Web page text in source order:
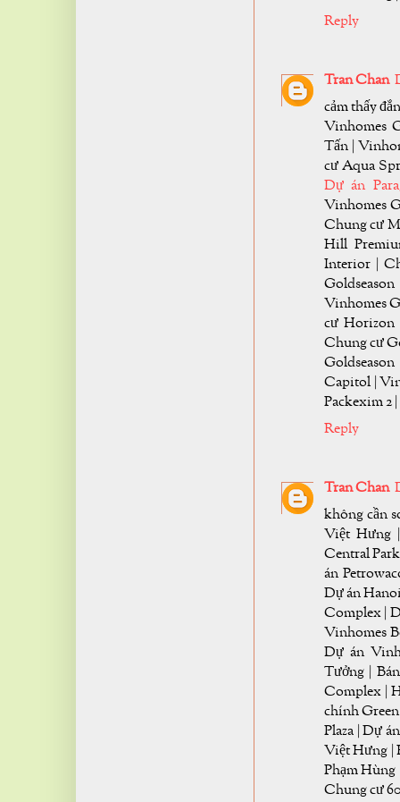
Reply
Tran Chan
cảm thấy
Vinhomes
Tấn |
cư Aqua
Dự án
Vinhomes
Chung cư
Hill
Interior |
Vinhomes
cư Horizon
Chung cư
Capitol |
Packexim 2 |
Reply
Tran Chan
không cần
Việt Hưng
Central
án
Dự án
Complex |
Vinhomes
Dự án
Tưởng |
Complex |
chính
Plaza | Dự
Việt Hưng |
Phạm Hùng
Chung cư